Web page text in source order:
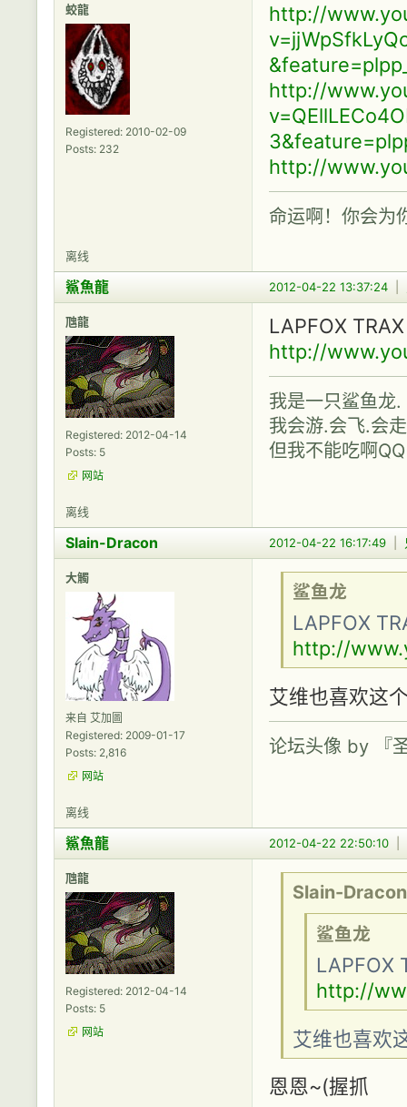
蛟龍
Registered: 2010-02-09
Posts: 232
http://
http://
http://
命运啊！你会为
离线
2012-04-22 13:37:24
鯊魚龍
虺龍
Registered: 2012-04-14
Posts: 5
网站
LAPFOX
http://
我是一只鲨鱼龙.
我会游.会飞.会
但我不能吃啊QQ
离线
2012-04-22 16:17:49
Slain-Dracon
大觸
来自 艾加圖
Registered: 2009-01-17
Posts: 2,816
网站
鲨鱼龙
LAPFOX
http://
艾维也喜欢这
论坛头像 by 『
离线
2012-04-22 22:50:10
鯊魚龍
虺龍
Registered: 2012-04-14
Posts: 5
网站
Slain-Dracon
鲨鱼龙
LAPFOX
http://
艾维也喜欢
恩恩~(握抓